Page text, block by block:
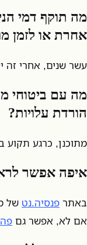
מה תוקף דמי
אחרת או לזמן
עשר שנים, אחרי זה
מה עם ביטוחי
הורדת עלויות?
מתוכנן, כרגע תקוע
איפה אפשר
באתר פנסיה.נט של
אם לא, אפשר גם פה